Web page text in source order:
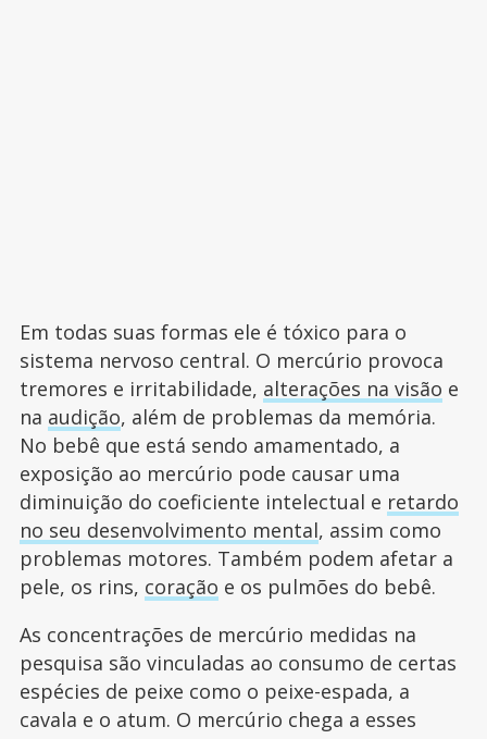
Em todas suas formas ele é tóxico para o
sistema nervoso central. O mercúrio provoca
tremores e irritabilidade, alterações na visão e
na audição, além de problemas da memória.
No bebê que está sendo amamentado, a
exposição ao mercúrio pode causar uma
diminuição do coeficiente intelectual e retardo
no seu desenvolvimento mental, assim como
problemas motores. Também podem afetar a
pele, os rins, coração e os pulmões do bebê.
As concentrações de mercúrio medidas na
pesquisa são vinculadas ao consumo de certas
espécies de peixe como o peixe-espada, a
cavala e o atum. O mercúrio chega a esses